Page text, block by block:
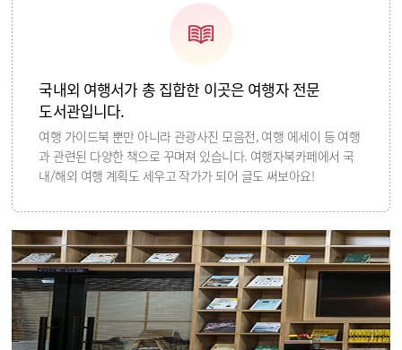
국내외 여행서가 총 집합한 이곳은 여행자 전문
도서관입니다.
여행 가이드북 뿐만 아니라 관광사진 모음전, 여행 에세이 등 여행
과 관련된 다양한 책으로 꾸며져 있습니다. 여행자북카페에서 국
내/해외 여행 계획도 세우고 작가가 되어 글도 써보아요!